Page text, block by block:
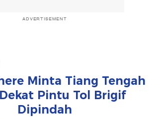
ADVERTISEMENT
Minta Tiang Tengah
Pintu Tol Brigif
Dipindah